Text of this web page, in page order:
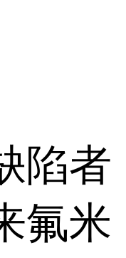
陷者
氟米